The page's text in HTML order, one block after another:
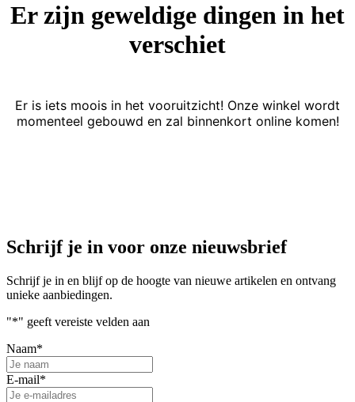
Er zijn geweldige dingen in het
verschiet
Er is iets moois in het vooruitzicht! Onze winkel wordt
momenteel gebouwd en zal binnenkort online komen!
Schrijf je in voor onze nieuwsbrief
Schrijf je in en blijf op de hoogte van nieuwe artikelen en ontvang
unieke aanbiedingen.
"*" geeft vereiste velden aan
Naam*
E-mail*